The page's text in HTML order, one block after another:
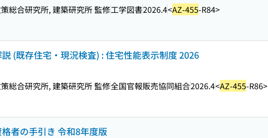
総合研究所, 建築研究所 監修工学図書2026.4<AZ-455-R84>
(既存住宅・現況検査) : 住宅性能表示制度 2026
総合研究所, 建築研究所 監修全国官報販売協同組合2026.4<AZ-455-R86>
者の手引き 令和8年度版